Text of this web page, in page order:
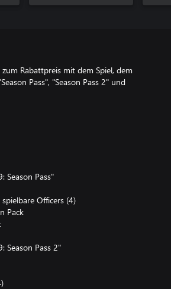
Rabattpreis mit dem Spiel, dem
Pass", "Season Pass 2" und
Season Pass"
Officers (4)
Pack
Season Pass 2"